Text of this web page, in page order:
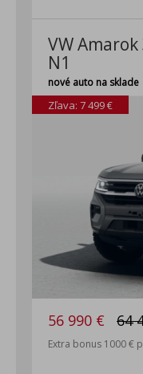
VW
N1
nové auto na sklade
Zľava: 7 499 €
56 990 € 64
Extra bonus 1000 €